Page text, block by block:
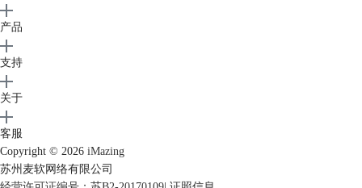
产品
支持
关于
客服
Copyright © 2026 iMazing
苏州麦软网络有限公司